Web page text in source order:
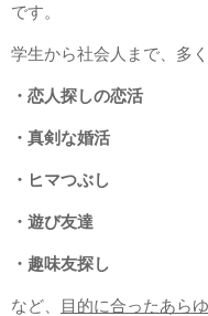
です。
学生から社会人まで、多
・恋人探しの恋活
・真剣な婚活
・ヒマつぶし
・遊び友達
・趣味友探し
など、 目的に合ったあら